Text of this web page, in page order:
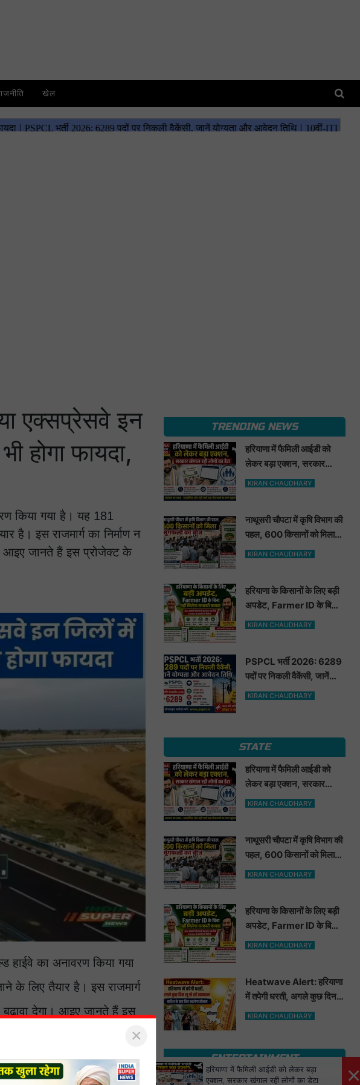
खेल
एक्सप्रेसवे इन
होगा फायदा,
किया गया है। यह 181
है। इस राजमार्ग का निर्माण न
आइए जानते हैं इस प्रोजेक्ट के
हाईवे का अनावरण किया गया
के लिए तैयार है। इस राजमार्ग
देगा। आइए जानते हैं इस
TRENDING NEWS
हरियाणा में फैमिली आईडी को
लेकर बड़ा एक्शन, सरकार
खंगाल रही लोगों का डेटा
KIRAN CHAUDHARY
नाथूसरी चौपटा में कृषि विभाग की
पहल, 600 किसानों को मिला
मूंगफली का बीज
KIRAN CHAUDHARY
हरियाणा के किसानों के लिए बड़ी
अपडेट, Farmer ID के बिना
नहीं मिलेगा सरकारी फायदा
KIRAN CHAUDHARY
PSPCL भर्ती 2026: 6289
पदों पर निकली वैकेंसी, जानें
योग्यता और आवेदन तिथि
KIRAN CHAUDHARY
STATE
हरियाणा में फैमिली आईडी को
लेकर बड़ा एक्शन, सरकार
खंगाल रही लोगों का डेटा
KIRAN CHAUDHARY
नाथूसरी चौपटा में कृषि विभाग की
पहल, 600 किसानों को मिला
मूंगफली का बीज
KIRAN CHAUDHARY
हरियाणा के किसानों के लिए बड़ी
अपडेट, Farmer ID के बिना
नहीं मिलेगा सरकारी फायदा
KIRAN CHAUDHARY
Heatwave Alert: हरियाणा
में तपेगी धरती, अगले कुछ दिन लू
से रहें सावधान. बारिश के बाद
KIRAN CHAUDHARY
ENTERTAINMENT
मत ले लेना इस जीव से पंगा! बड़ी
×
हरियाणा में फैमिली आईडी को लेकर बड़ा
एक्शन, सरकार खंगाल रही लोगों का डेटा
×